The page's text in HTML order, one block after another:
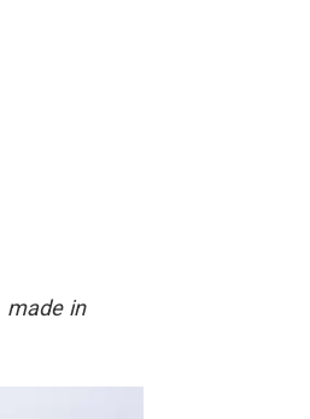
made in